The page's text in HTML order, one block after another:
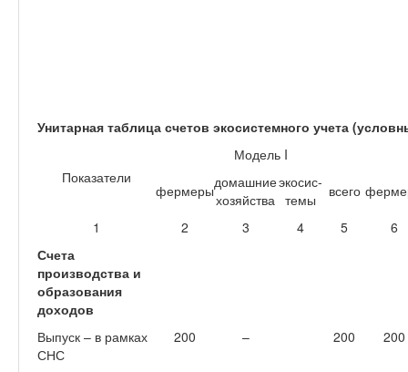
Унитарная таблица счетов экосистемного учета
Показатели
Модель I
фермерыдомашние
хозяйства
экосис-
темы
всего
1
2 3 4 5
6
Счета
производства и
образования
доходов
Выпуск – в рамках
СНС
200 – 200 200